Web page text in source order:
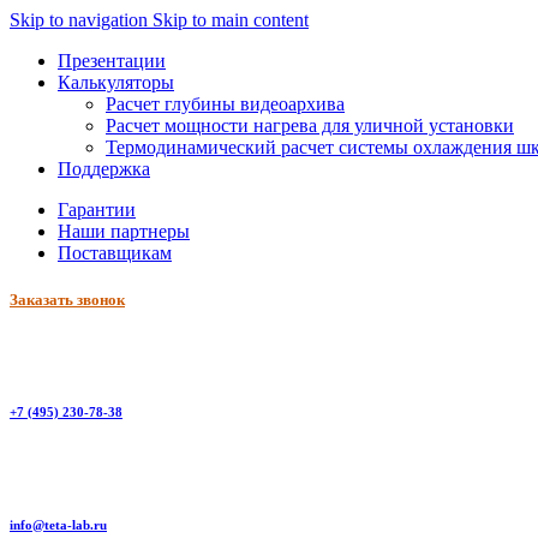
Skip to navigation Skip to main content
Презентации
Калькуляторы
Расчет глубины видеоархива
Расчет мощности нагрева для уличной установки
Термодинамический расчет системы охлаждения
Поддержка
Гарантии
Наши партнеры
Поставщикам
Заказать звонок
+7 (495) 230-78-38
info@teta-lab.ru